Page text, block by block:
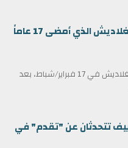
من هو طارق رحمن رئيس وزراء بنغلاديش الذي أمضى 17 عاماً
أدى طارق رحمن اليمين كرئيس وزراء لبنغلاديش في 17 فبراير/شباط، بعد
تتحدثان عن "تقدم" في